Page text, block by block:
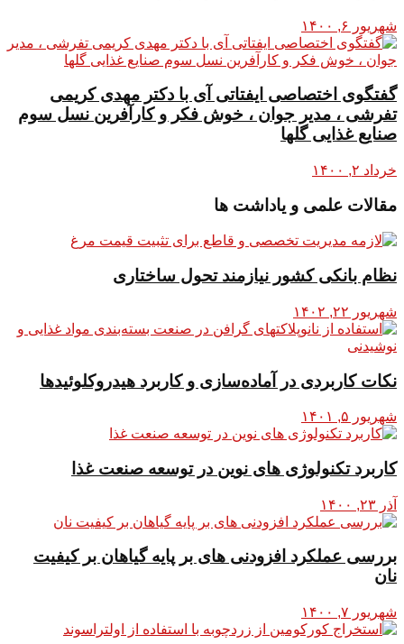
شهریور ۶, ۱۴۰۰
گفتگوی اختصاصی ایفتاتی آی با دکتر مهدی کریمی
تفرشی ، مدیر جوان ، خوش فکر و کارآفرین نسل سوم
صنایع غذایی گلها
خرداد ۲, ۱۴۰۰
مقالات علمی و یاداشت ها
نظام بانکی کشور نیازمند تحول ساختاری
شهریور ۲۲, ۱۴۰۲
نکات کاربردی در آماده‌سازی و کاربرد هیدروکلوئیدها
شهریور ۵, ۱۴۰۱
کاربرد تکنولوژی های نوین در توسعه صنعت غذا
آذر ۲۳, ۱۴۰۰
بررسی عملکرد افزودنی های بر پایه گیاهان بر کیفیت
نان
شهریور ۷, ۱۴۰۰